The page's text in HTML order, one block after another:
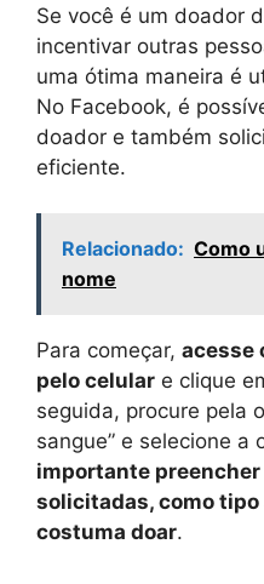
Se você é um doador
incentivar outras
uma ótima maneira é
No Facebook, é
doador e também
eficiente.
Relacionado: Como
nome
Para começar, acesse
pelo celular e clique
seguida, procure pela
sangue” e selecione a
importante
solicitadas, como
costuma doar.